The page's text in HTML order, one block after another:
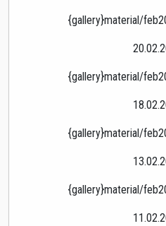
{gallery}material/
{gallery}material/
{gallery}material/
{gallery}material/